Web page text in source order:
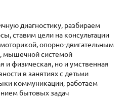
диагностику, разбираем
ставим цели на консультации
опорно-двигательным
мышечной системой
и физическая, но и умственная
в занятиях с детьми
коммуникации, работаем
бытовых задач